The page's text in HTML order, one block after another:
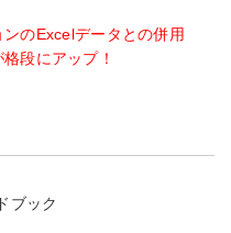
のExcelデータとの併用
段にアップ！
ブック